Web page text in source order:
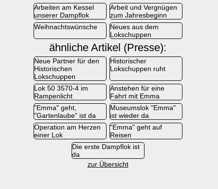
Arbeiten am Kessel
unserer Dampflok
Arbeit und Vergnügen
zum Jahresbeginn
Weihnachtswünsche
Neues aus dem
Lokschuppen
ähnliche Artikel (Presse):
Neue Partner für den
Historischen
Lokschuppen
Historischer
Lokschuppen ruht
Lok 50 3570-4 im
Rampenlicht
Anstehen für eine
Fahrt mit Emma
"Emma" geht,
"Gartenlaube" ist da
Museumslok "Emma"
ist wieder da
Operation am Herzen
einer Lok
"Emma" geht auf
Reisen
Die erste Dampflok ist
da
zur Übersicht